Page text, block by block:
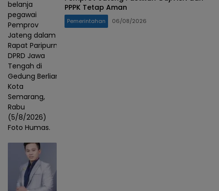
belanja
pegawai
Pemprov
Jateng dalam
Rapat Paripurna
DPRD Jawa
Tengah di
Gedung Berlian,
Kota
Semarang,
Rabu
(5/8/2026)
Foto Humas.
PPPK Tetap Aman
Pemerintahan 06/08/2026